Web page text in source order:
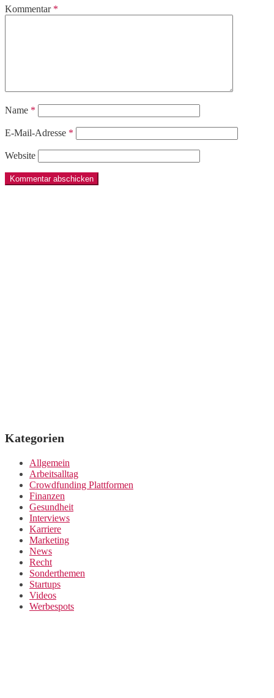
Kommentar *
Name *
E-Mail-Adresse *
Website
Kategorien
Allgemein
Arbeitsalltag
Crowdfunding Plattformen
Finanzen
Gesundheit
Interviews
Karriere
Marketing
News
Recht
Sonderthemen
Startups
Videos
Werbespots